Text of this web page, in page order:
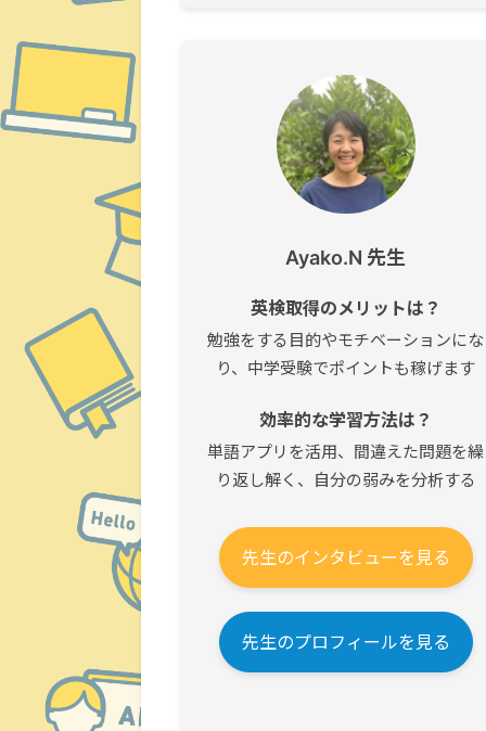
Ayako.N 先生
英検取得のメリットは？
勉強をする目的やモチベーションにな
り、中学受験でポイントも稼げます
効率的な学習方法は？
単語アプリを活用、間違えた問題を繰
り返し解く、自分の弱みを分析する
先生のインタビューを見る
先生のプロフィールを見る